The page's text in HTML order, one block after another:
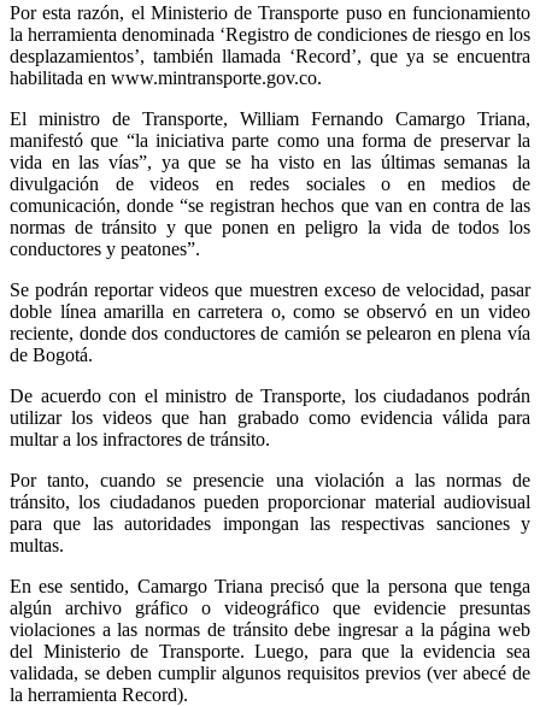
Por esta razón, el Ministerio de Transporte puso en funcionamiento
la herramienta denominada ‘Registro de condiciones de riesgo en los
desplazamientos’, también llamada ‘Record’, que ya se encuentra
habilitada en www.mintransporte.gov.co.
El ministro de Transporte, William Fernando Camargo Triana,
manifestó que “la iniciativa parte como una forma de preservar la
vida en las vías”, ya que se ha visto en las últimas semanas la
divulgación de videos en redes sociales o en medios de
comunicación, donde “se registran hechos que van en contra de las
normas de tránsito y que ponen en peligro la vida de todos los
conductores y peatones”.
Se podrán reportar videos que muestren exceso de velocidad, pasar
doble línea amarilla en carretera o, como se observó en un video
reciente, donde dos conductores de camión se pelearon en plena vía
de Bogotá.
De acuerdo con el ministro de Transporte, los ciudadanos podrán
utilizar los videos que han grabado como evidencia válida para
multar a los infractores de tránsito.
Por tanto, cuando se presencie una violación a las normas de
tránsito, los ciudadanos pueden proporcionar material audiovisual
para que las autoridades impongan las respectivas sanciones y
multas.
En ese sentido, Camargo Triana precisó que la persona que tenga
algún archivo gráfico o videográfico que evidencie presuntas
violaciones a las normas de tránsito debe ingresar a la página web
del Ministerio de Transporte. Luego, para que la evidencia sea
validada, se deben cumplir algunos requisitos previos (ver abecé de
la herramienta Record).